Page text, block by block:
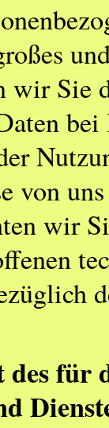
wir Sie
bei
von
wir
für